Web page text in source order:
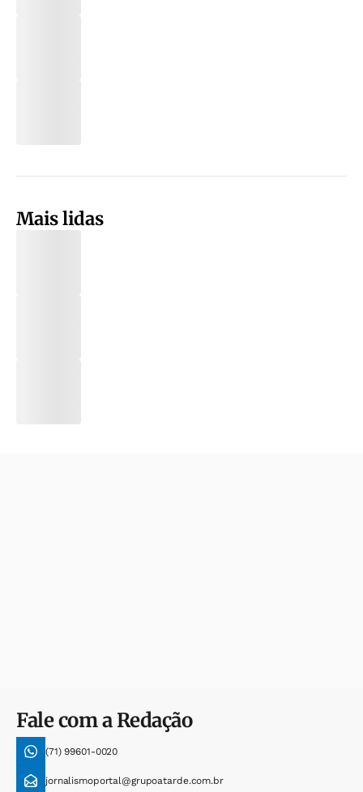
Mais lidas
Fale com a Redação
(71) 99601-0020
jornalismoportal@grupoatarde.com.br